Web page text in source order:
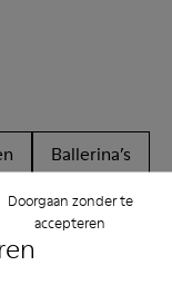
Doorgaan zonder te
accepteren
Ballerina’s
Sandalen